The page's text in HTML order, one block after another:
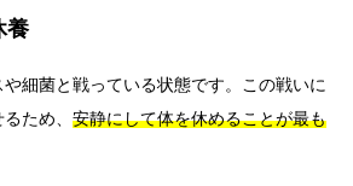
養
細菌と戦っている状態です。この戦いに
ため、 安静にして体を休めることが最も